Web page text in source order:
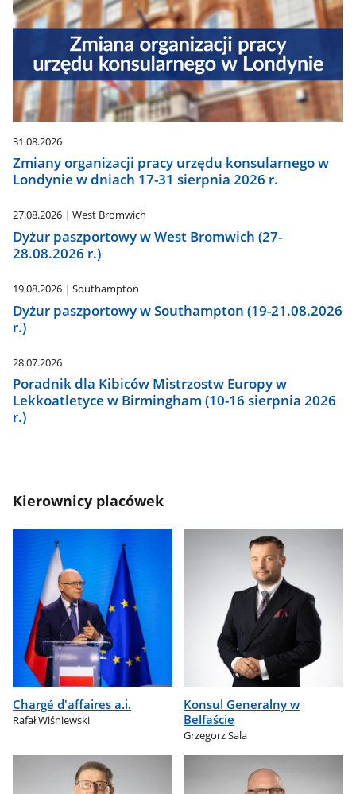
31.08.2026
Zmiany organizacji pracy urzędu konsularnego w
Londynie w dniach 17-31 sierpnia 2026 r.
27.08.2026 West Bromwich
Dyżur paszportowy w West Bromwich (27-
28.08.2026 r.)
19.08.2026 Southampton
Dyżur paszportowy w Southampton (19-21.08.2026
r.)
28.07.2026
Poradnik dla Kibiców Mistrzostw Europy w
Lekkoatletyce w Birmingham (10-16 sierpnia 2026
r.)
Kierownicy placówek
Chargé d'affaires a.i.
Rafał Wiśniewski
Konsul Generalny w
Belfaście
Grzegorz Sala